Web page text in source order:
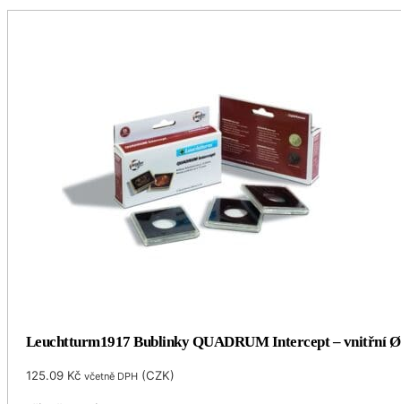
Leuchtturm1917 Bublinky QUADRUM Intercept – vnitřní
125.09 Kč včetně DPH(CZK)